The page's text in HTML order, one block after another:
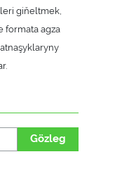
giňeltmek,
formata agza
Gözleg